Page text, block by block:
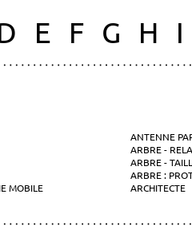
E F G H I
MOBILE
ANTENNE
ARBRE -
ARBRE -
ARBRE :
ARCHITECTE